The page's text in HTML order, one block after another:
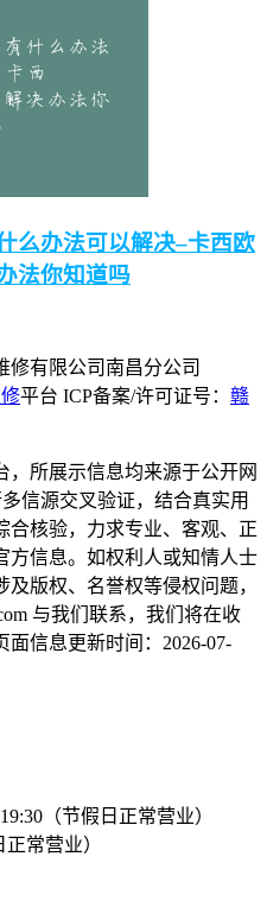
么办法可以解决–卡西欧
法你知道吗
修有限公司南昌分公司
平台 ICP备案/许可证号： 赣
所展示信息均来源于公开网
信源交叉验证，结合真实用
合核验，力求专业、客观、正
方信息。如权利人或知情人士
版权、名誉权等侵权问题，
与我们联系，我们将在收
信息更新时间：2026-07-
（节假日正常营业）
常营业）